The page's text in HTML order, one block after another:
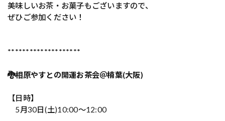
美味しいお茶・お菓子もございますので、
ぜひご参加ください！
********************
🐉相原やすとの開運お茶会＠楠葉(大阪)
【日時】
5月30日(土)10:00〜12:00